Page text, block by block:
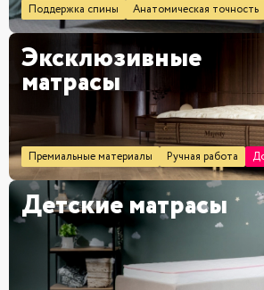
Поддержка спины Анатомическая точность
Эксклюзивные
матрасы
Премиальные материалы Ручная работа
Детские матрасы